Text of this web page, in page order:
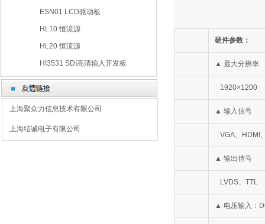
硬件参数：
▲ 最大分辨率
1920×1200
▲ 输入信号
VGA、HDMI
▲ 输出信号
LVDS、TTL
▲ 电压输入：
ESN01 LCD驱动板
HL10 恒流源
HL20 恒流源
HI3531 SDI高清输入开发板
上海聚众力信息技术有限公司
上海结诚电子有限公司